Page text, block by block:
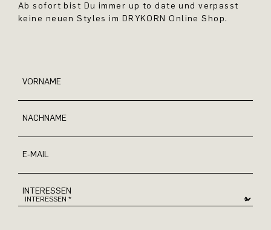
Ab sofort bist Du immer up to date und verpasst
keine neuen Styles im DRYKORN Online Shop.
VORNAME
NACHNAME
E-MAIL
INTERESSEN